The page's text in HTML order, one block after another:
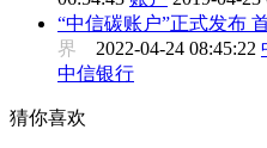
“中信碳账户”正式发布
界 2022-04-24 08:45:22
中信银行
猜你喜欢